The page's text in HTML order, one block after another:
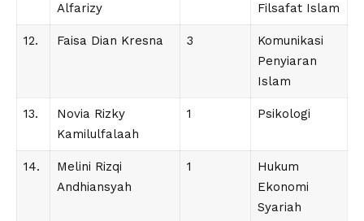
Alfarizy
Filsafat Islam
12. Faisa Dian Kresna 3
Komunikasi
Penyiaran
Islam
13.
Novia Rizky
Kamilulfalaah
1 Psikologi
14.
Melini Rizqi
Andhiansyah
1
Hukum
Ekonomi
Syariah